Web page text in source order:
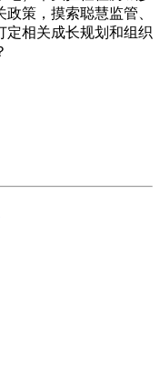
策，摸索聪慧监管、
定相关成长规划和组织